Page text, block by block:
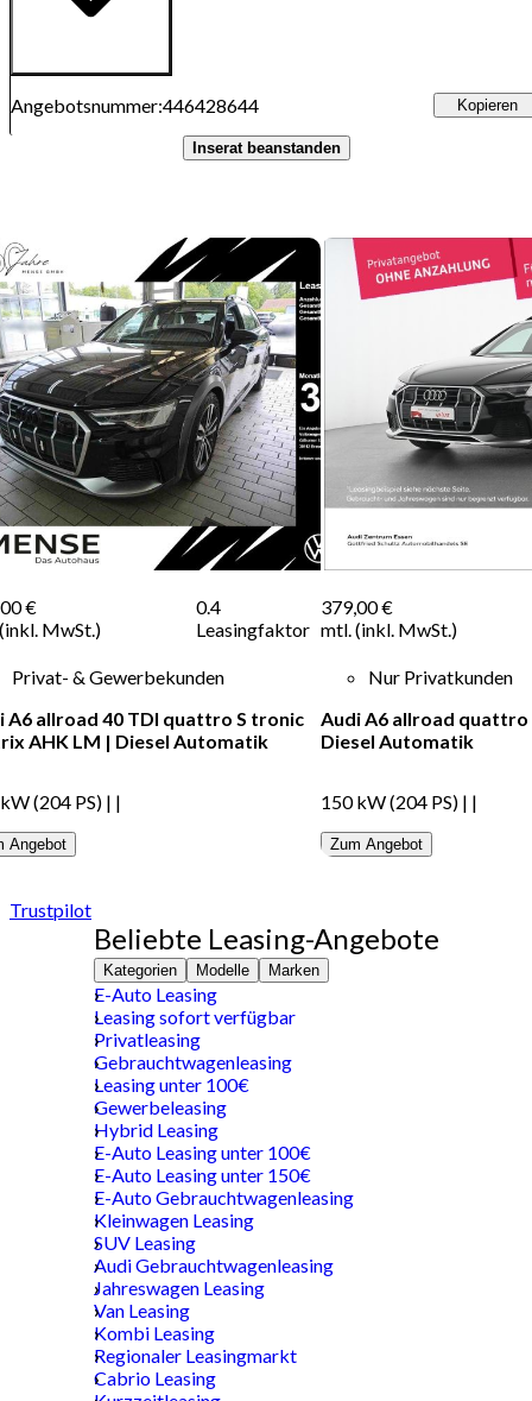
Angebotsnummer:446428644 Kopieren
Inserat beanstanden
€
MwSt.)
0.4
Leasingfaktor
Privat- & Gewerbekunden
A6 allroad 40 TDI quattro S tronic
AHK LM | Diesel Automatik
(204 PS) | |
Angebot
379,00 €
mtl. (inkl. MwSt.)
Nur Privatkunden
Audi A6 allroad quattro
Diesel Automatik
150 kW (204 PS) | |
Zum Angebot
Trustpilot
Beliebte Leasing-Angebote
Kategorien Modelle Marken
E-Auto Leasing
Leasing sofort verfügbar
Privatleasing
Gebrauchtwagenleasing
Leasing unter 100€
Gewerbeleasing
Hybrid Leasing
E-Auto Leasing unter 100€
E-Auto Leasing unter 150€
E-Auto Gebrauchtwagenleasing
Kleinwagen Leasing
SUV Leasing
Audi Gebrauchtwagenleasing
Jahreswagen Leasing
Van Leasing
Kombi Leasing
Regionaler Leasingmarkt
Cabrio Leasing